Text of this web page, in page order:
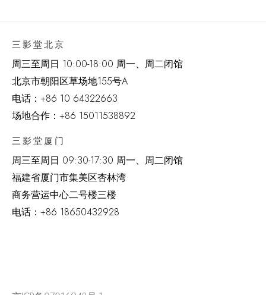
三影堂北京
周三至周日 10:00-18:00 周一、周二闭馆
北京市朝阳区草场地155号A
电话： +86 10 64322663
场地合作：+86 15011538892
三影堂厦门
周三至周日 09:30-17:30 周一、周二闭馆
福建省厦门市集美区杏林湾
商务营运中心二号楼三楼
电话： +86 18650432928